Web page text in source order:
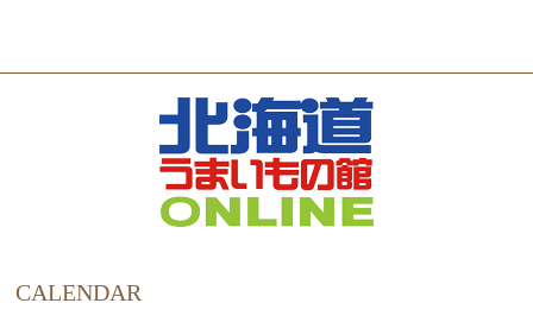
CALENDAR